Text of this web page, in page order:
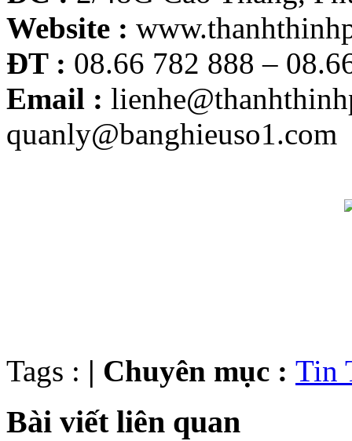
Website :
ĐT : 08.66 782 888 –
Email :
quanly@banghieuso1.com
Tags : | Chuyên mục : Tin
Bài viết liên quan